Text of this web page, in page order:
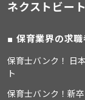
ネクストビー
保育業界の求
保育士バンク！ 日
ト
保育士バンク！新